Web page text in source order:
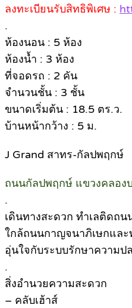
ลงทะเบียนรับสิทธิพิเศษ :
.
ห้องนอน : 5 ห้อง
ห้องน้ำ : 3 ห้อง
ที่จอดรถ : 2 คัน
จำนวนชั้น : 3 ชั้น
ขนาดเริ่มต้น : 18.5 ตร.ว.
บ้านหน้ากว้าง : 5 ม.
J Grand สาทร-กัลปพฤกษ์
ถนนกัลปพฤกษ์ แขวงคลอง
.
เดินทางสะดวก ทำเลติดถ
ใกล้ถนนกาญจนาภิเษกและ
อุ่นใจกับระบบรักษาความ
.
สิ่งอำนวยความสะดวก
– คลับเฮ้าส์